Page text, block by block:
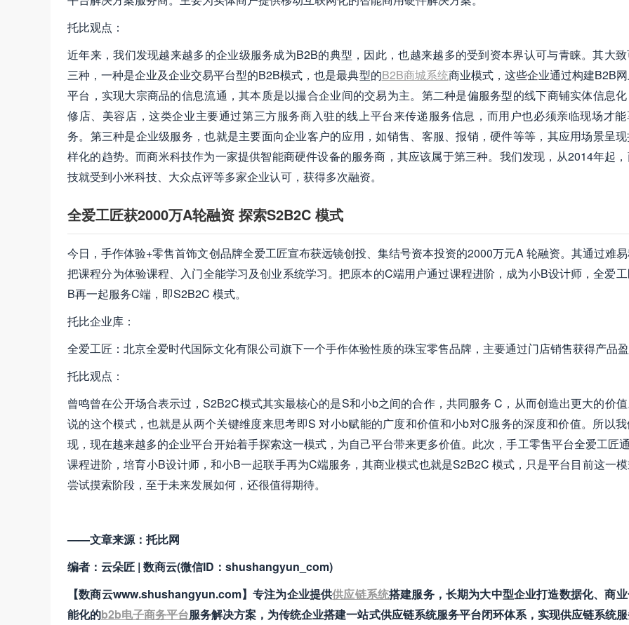
托比观点：
近年来，我们发现越来越多的企业级服务成为B2B的典型，因此，也越来越多的受到资本界认可与青睐。其大
三种，一种是企业及企业交易平台型的B2B模式，也是最典型的B2B商城系统商业模式，这些企业通过构建B2B
平台，实现大宗商品的信息流通，其本质是以撮合企业间的交易为主。第二种是偏服务型的线下商铺实体信息
修店、美容店，这类企业主要通过第三方服务商入驻的线上平台来传递服务信息，而用户也必须亲临现场才
务。第三种是企业级服务，也就是主要面向企业客户的应用，如销售、客服、报销，硬件等等，其应用场景呈
样化的趋势。而商米科技作为一家提供智能商硬件设备的服务商，其应该属于第三种。我们发现，从2014年起
技就受到小米科技、大众点评等多家企业认可，获得多次融资。
全爱工匠获2000万A轮融资 探索S2B2C 模式
今日，手作体验+零售首饰文创品牌全爱工匠宣布获远镜创投、集结号资本投资的2000万元A 轮融资。其通过难
把课程分为体验课程、入门全能学习及创业系统学习。把原本的C端用户通过课程进阶，成为小B设计师，全爱
B再一起服务C端，即S2B2C 模式。
托比企业库：
全爱工匠：北京全爱时代国际文化有限公司旗下一个手作体验性质的珠宝零售品牌，主要通过门店销售获得产品
托比观点：
曾鸣曾在公开场合表示过，S2B2C模式其实最核心的是S和小b之间的合作，共同服务 C，从而创造出更大的价
说的这个模式，也就是从两个关键维度来思考即S 对小b赋能的广度和价值和小b对C服务的深度和价值。所以
现，现在越来越多的企业平台开始着手探索这一模式，为自己平台带来更多价值。此次，手工零售平台全爱工匠
课程进阶，培育小B设计师，和小B一起联手再为C端服务，其商业模式也就是S2B2C 模式，只是平台目前这一
尝试摸索阶段，至于未来发展如何，还很值得期待。
——文章来源：托比网
编者：云朵匠 | 数商云(微信ID：shushangyun_com)
【数商云www.shushangyun.com】专注为企业提供供应链系统搭建服务，长期为大中型企业打造数据化、商
能化的b2b电子商务平台服务解决方案，为传统企业搭建一站式供应链系统服务平台闭环体系，实现供应链系统